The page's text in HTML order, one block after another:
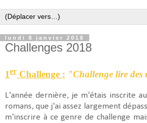
lundi 8 janvier 2018
Challenges 2018
1er Challenge : "Challenge lire des
L'année dernière, je m'étais inscrite
romans, que j'ai assez largement
m'inscrire à ce genre de challenge